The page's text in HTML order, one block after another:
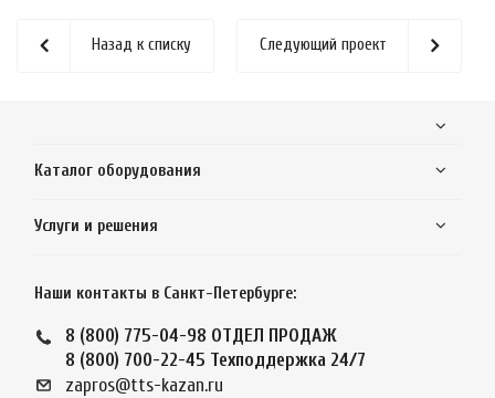
Назад к списку Следующий проект
Каталог оборудования
Услуги и решения
Наши контакты в Санкт-Петербурге:
8 (800) 775-04-98 ОТДЕЛ ПРОДАЖ
8 (800) 700-22-45 Техподдержка 24/7
zapros@tts-kazan.ru